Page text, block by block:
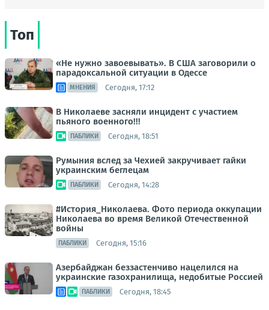
Топ
«Не нужно завоевывать». В США заговорили о
парадоксальной ситуации в Одессе
МНЕНИЯ Сегодня, 17:12
В Николаеве засняли инцидент с участием
пьяного военного!!!
ПАБЛИКИ Сегодня, 18:51
Румыния вслед за Чехией закручивает гайки
украинским беглецам
ПАБЛИКИ Сегодня, 14:28
#История_Николаева. Фото периода оккупации
Николаева во время Великой Отечественной
войны
ПАБЛИКИ Сегодня, 15:16
Азербайджан беззастенчиво нацелился на
украинские газохранилища, недобитые Россией
ПАБЛИКИ Сегодня, 18:45